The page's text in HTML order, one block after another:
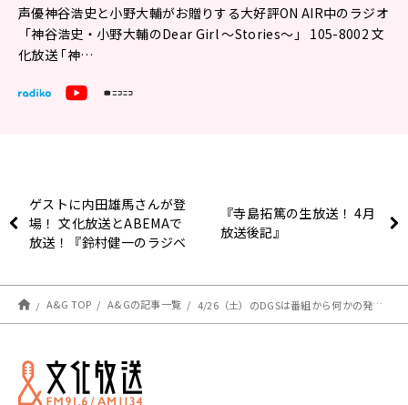
声優神谷浩史と小野大輔がお贈りする大好評ON AIR中のラジオ
「神谷浩史・小野大輔のDear Girl ～Stories～」 105-8002 文
化放送 ｢神…
ゲストに内田雄馬さんが登
場！ 文化放送とABEMAで
放送！『鈴村健一のラジベ
『寺島拓篤の生放送！ 4月
放送後記』
A&G TOP A&Gの記事一覧 4/26（土）のDGSは番組から何かの発表あります！【神谷浩史・小野大輔のDear Girl〜Stories〜】